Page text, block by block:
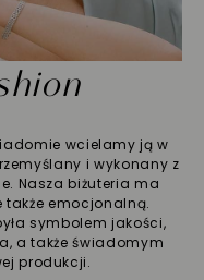
wcielamy ją w
i wykonany z
Nasza biżuteria ma
także emocjonalną.
symbolem jakości,
a także świadomym
produkcji.